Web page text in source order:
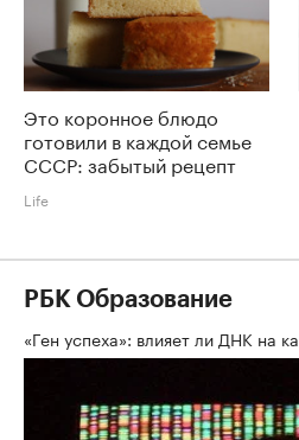
Это коронное блюдо
готовили в каждой семье
СССР: забытый рецепт
Life
РБК Образование
«Ген успеха»: влияет ли ДНК на